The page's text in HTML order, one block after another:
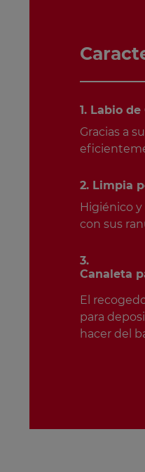
1. Labio de
Gracias a
2. Limpia
Higiénico
con sus
3.
Canaleta
El
para
hacer del